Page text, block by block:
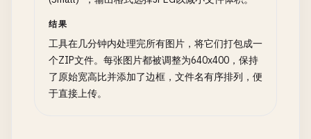
结果
工具在几分钟内处理完所有图片，将它们打包成一
个ZIP文件。每张图片都被调整为640x400，保持
了原始宽高比并添加了边框，文件名有序排列，便
于直接上传。